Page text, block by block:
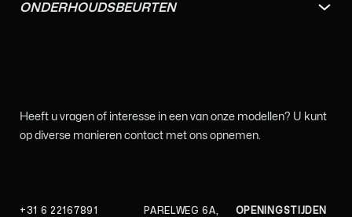
ONDERHOUDSBEURTEN
Heeft u vragen of interesse in een van onze modellen? U kunt
op diverse manieren contact met ons opnemen.
+31 6 22167891
PARELWEG 6A,
OPENINGSTIJDEN